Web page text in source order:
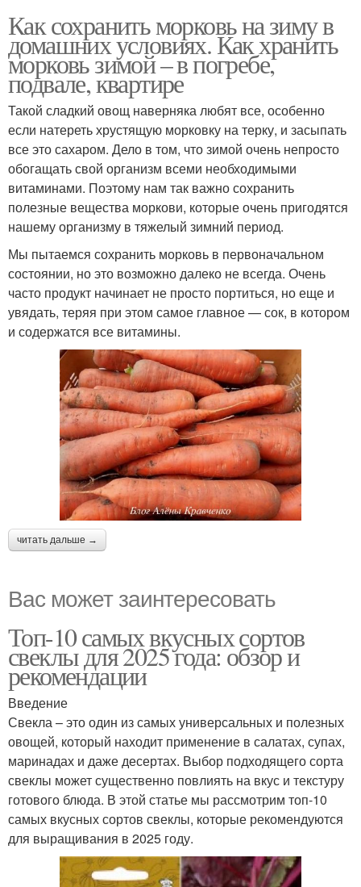
Как сохранить морковь на зиму в
домашних условиях. Как хранить
морковь зимой – в погребе,
подвале, квартире
Такой сладкий овощ наверняка любят все, особенно
если натереть хрустящую морковку на терку, и засыпать
все это сахаром. Дело в том, что зимой очень непросто
обогащать свой организм всеми необходимыми
витаминами. Поэтому нам так важно сохранить
полезные вещества моркови, которые очень пригодятся
нашему организму в тяжелый зимний период.
Мы пытаемся сохранить морковь в первоначальном
состоянии, но это возможно далеко не всегда. Очень
часто продукт начинает не просто портиться, но еще и
увядать, теряя при этом самое главное — сок, в котором
и содержатся все витамины.
читать дальше →
Вас может заинтересовать
Топ-10 самых вкусных сортов
свеклы для 2025 года: обзор и
рекомендации
Введение
Свекла – это один из самых универсальных и полезных
овощей, который находит применение в салатах, супах,
маринадах и даже десертах. Выбор подходящего сорта
свеклы может существенно повлиять на вкус и текстуру
готового блюда. В этой статье мы рассмотрим топ-10
самых вкусных сортов свеклы, которые рекомендуются
для выращивания в 2025 году.